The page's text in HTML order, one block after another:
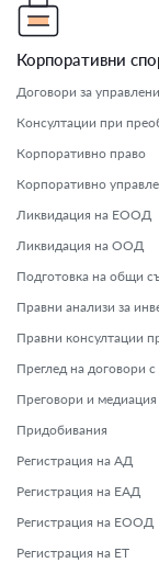
Корпоративни
Договори за
Консултации при
Корпоративно право
Корпоративно
Ликвидация на ЕООД
Ликвидация на ООД
Подготовка на общи
Правни анализи за
Правни консултации
Преглед на договори
Преговори и
Придобивания
Регистрация на АД
Регистрация на ЕАД
Регистрация на ЕООД
Регистрация на ЕТ